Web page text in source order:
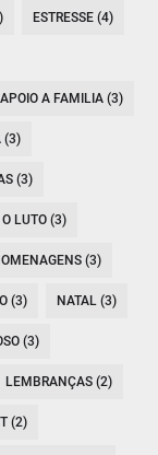
ESTRESSE (4)
APOIO A FAMILIA (3)
(3)
(3)
LUTO (3)
(3)
(3) NATAL (3)
(3)
LEMBRANÇAS (2)
(2)